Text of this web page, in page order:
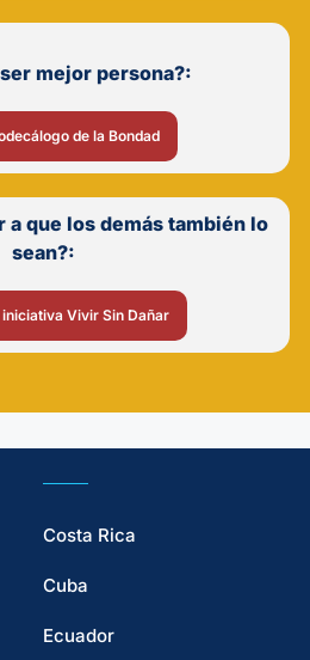
mejor persona?:
de la Bondad
que los demás también lo
sean?:
iniciativa Vivir Sin Dañar
Costa Rica
Cuba
Ecuador